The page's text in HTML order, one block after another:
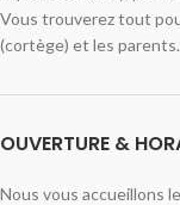
Vous trouverez tout
(cortège) et les parents.
OUVERTURE &
Nous vous accueillons